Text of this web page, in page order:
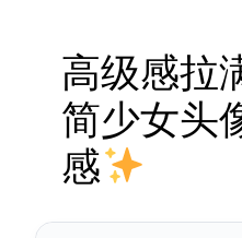
高级感拉
简少女头
感